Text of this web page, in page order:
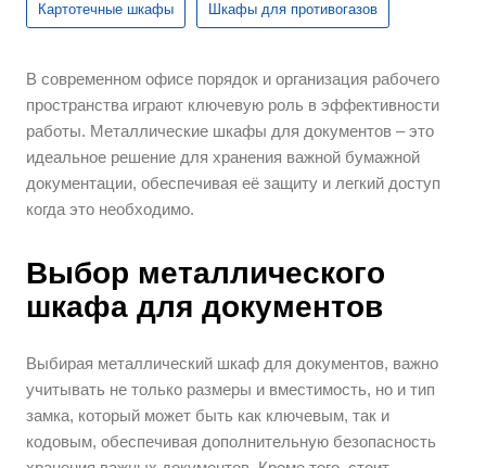
Картотечные шкафы Шкафы для противогазов
В современном офисе порядок и организация рабочего
пространства играют ключевую роль в эффективности
работы. Металлические шкафы для документов – это
идеальное решение для хранения важной бумажной
документации, обеспечивая её защиту и легкий доступ
когда это необходимо.
Выбор металлического
шкафа для документов
Выбирая металлический шкаф для документов, важно
учитывать не только размеры и вместимость, но и тип
замка, который может быть как ключевым, так и
кодовым, обеспечивая дополнительную безопасность